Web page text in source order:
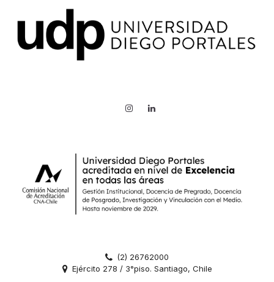
(2) 26762000
Ejército 278 / 3°piso. Santiago, Chile